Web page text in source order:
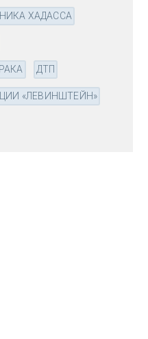
ХАДАССА
ДТП
«ЛЕВИНШТЕЙН»